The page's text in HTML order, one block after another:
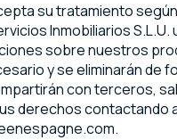
su tratamiento
Inmobiliarios S.L.U.
sobre nuestros
y se eliminarán de
con terceros,
derechos contactando